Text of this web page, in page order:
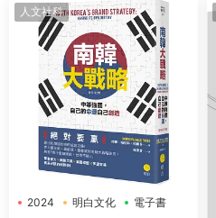
人文社科
2024 明白文化 電子書